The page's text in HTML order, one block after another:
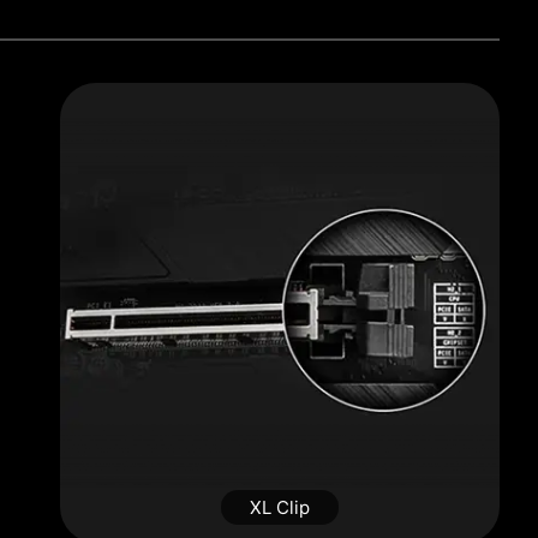
XL Clip